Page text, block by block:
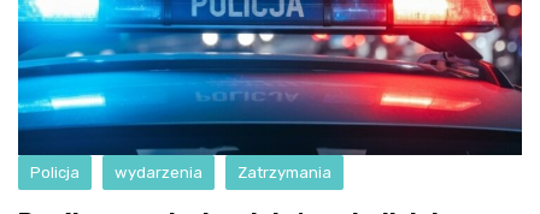
Policja wydarzenia Zatrzymania